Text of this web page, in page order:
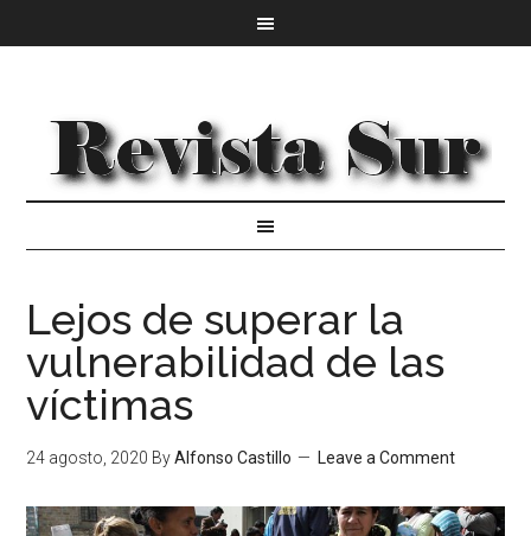
Lejos de superar la
vulnerabilidad de las
víctimas
24 agosto, 2020 ByAlfonso Castillo Leave a Comment